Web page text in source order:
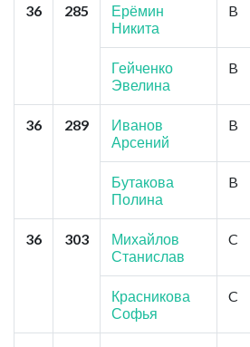
36 285
Ерёмин
Никита
B
Гейченко
Эвелина
B
36 289
Иванов
Арсений
B
Бутакова
Полина
B
36 303
Михайлов
Станислав
C
Красникова
Софья
C